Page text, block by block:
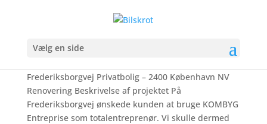
Vælg en side
afkomadmin|
Frederiksborgvej Privatbolig – 2400 København NV
Renovering Beskrivelse af projektet På
Frederiksborgvej ønskede kunden at bruge KOMBYG
Entreprise som totalentreprenør. Vi skulle dermed